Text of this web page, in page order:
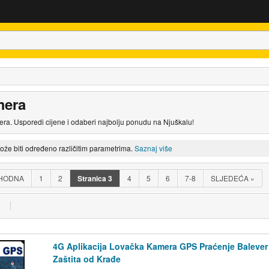
Usporedi cijene i odaberi najbolju ponudu na Njuškalu!
biti određeno različitim parametrima. Saznaj više
1 2 Stranica3 4 5 6 7-8 SLJEDEĆA »
4G Aplikacija Lovačka Kamera GPS Praćenje Balever
Zaštita od Krađe